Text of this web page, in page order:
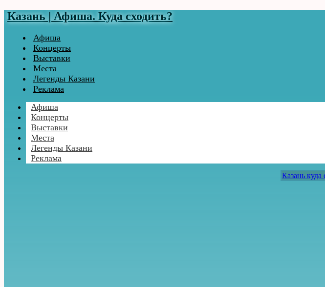
Казань | Афиша. Куда сходить?
Афиша
Концерты
Выставки
Места
Легенды Казани
Реклама
Афиша
Концерты
Выставки
Места
Легенды Казани
Реклама
Казань куда